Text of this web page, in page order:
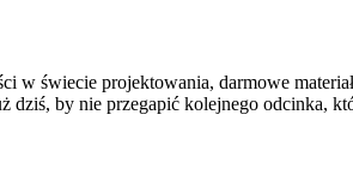
świecie projektowania, darmowe
dziś, by nie przegapić kolejnego odcinka,